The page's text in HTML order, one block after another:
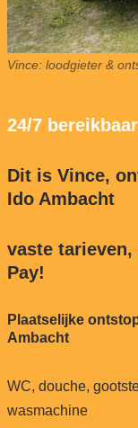
Vince: loodgieter &
24/7
Dit is Vince,
Ido Ambacht
vaste tarieven,
Pay!
Plaatselijke
Ambacht
WC, douche,
wasmachine